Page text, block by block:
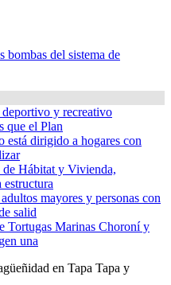
bombas del sistema de
y recreativo
que el Plan
está dirigido a hogares con
Hábitat y Vivienda,
estructura
mayores y personas con
salid
Tortugas Marinas Choroní y
una